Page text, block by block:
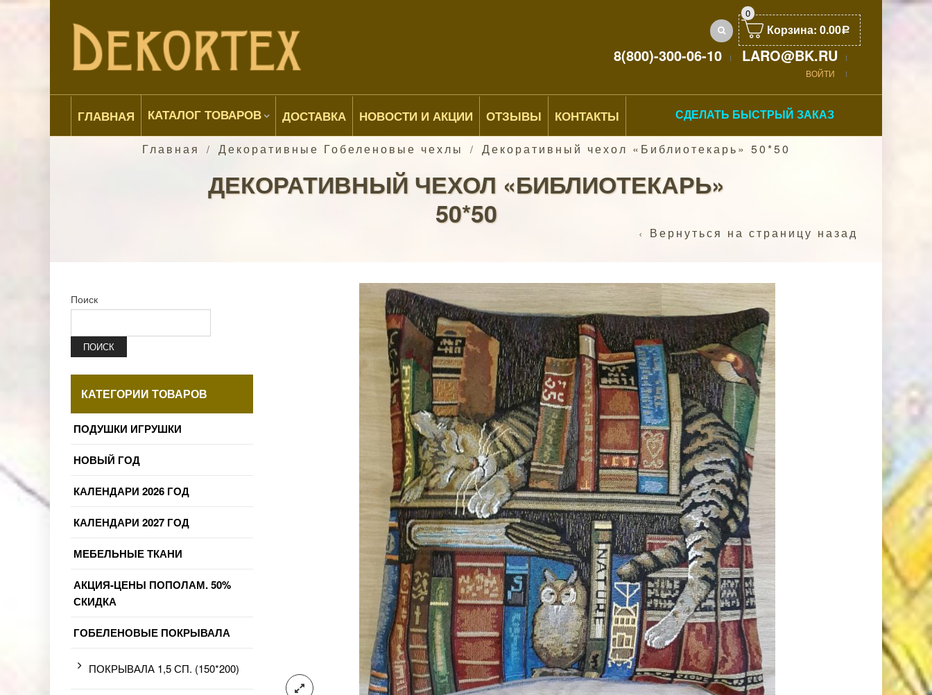
0
Корзина: 0.00Р
8(800)-300-06-10 LARO@BK.RU
ВОЙТИ
ГЛАВНАЯ КАТАЛОГ ТОВАРОВ ДОСТАВКА НОВОСТИ И АКЦИИ ОТЗЫВЫ КОНТАКТЫ СДЕЛАТЬ БЫСТРЫЙ ЗАКАЗ
Главная / Декоративные Гобеленовые чехлы / Декоративный чехол «Библиотекарь» 50*50
ДЕКОРАТИВНЫЙ ЧЕХОЛ «БИБЛИОТЕКАРЬ»
50*50
Вернуться на страницу назад
Поиск
ПОИСК
КАТЕГОРИИ ТОВАРОВ
ПОДУШКИ ИГРУШКИ
НОВЫЙ ГОД
КАЛЕНДАРИ 2026 ГОД
КАЛЕНДАРИ 2027 ГОД
МЕБЕЛЬНЫЕ ТКАНИ
АКЦИЯ-ЦЕНЫ ПОПОЛАМ. 50%
СКИДКА
ГОБЕЛЕНОВЫЕ ПОКРЫВАЛА
ПОКРЫВАЛА 1,5 СП. (150*200)